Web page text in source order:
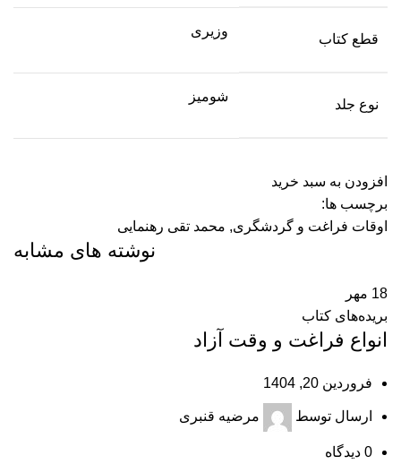
قطع کتاب
وزیری
نوع جلد
شومیز
افزودن به سبد خرید
برچسب ها:
اوقات فراغت و گردشگری, محمد تقی رهنمایی
نوشته های مشابه
18 مهر
بریده‌های کتاب
انواع فراغت و وقت آزاد
فروردین 20, 1404
ارسال توسط مرضیه قنبری
0 دیدگاه